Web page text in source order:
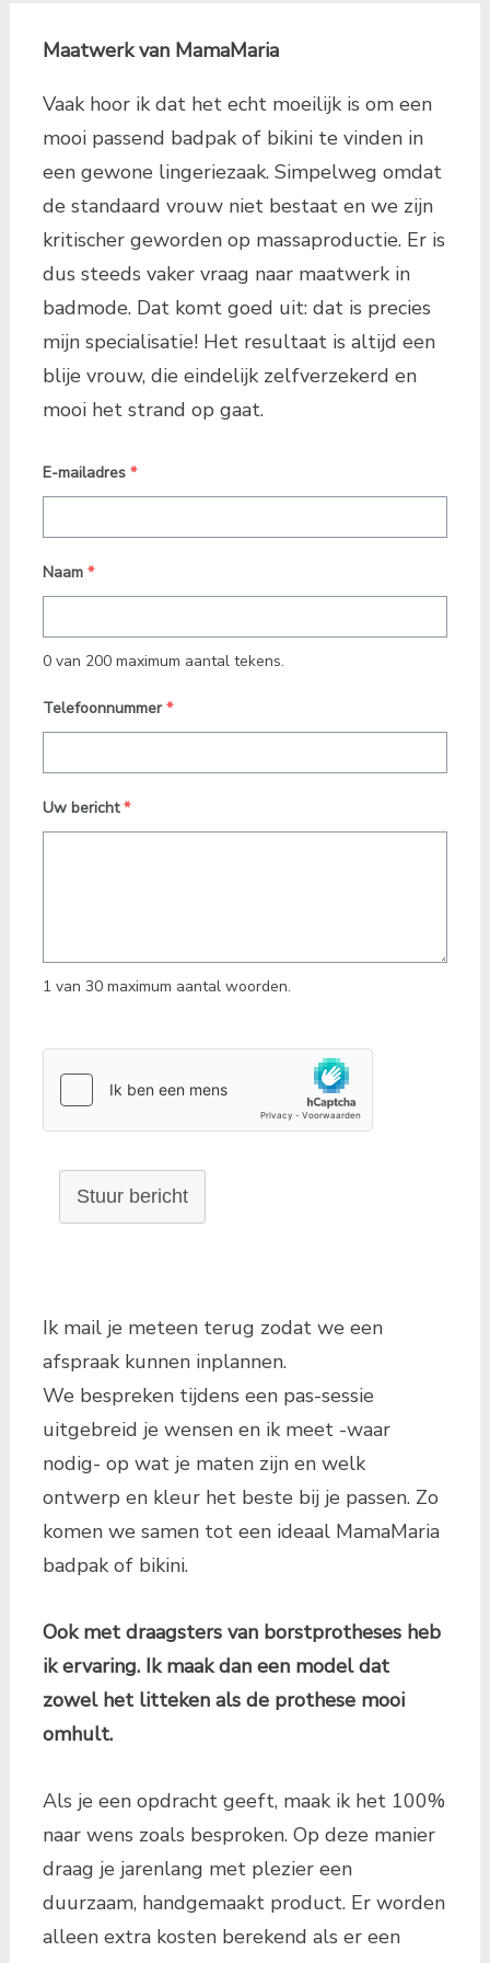
Maatwerk van MamaMaria
Vaak hoor ik dat het echt moeilijk is om een
mooi passend badpak of bikini te vinden in
een gewone lingeriezaak. Simpelweg omdat
de standaard vrouw niet bestaat en we zijn
kritischer geworden op massaproductie. Er is
dus steeds vaker vraag naar maatwerk in
badmode. Dat komt goed uit: dat is precies
mijn specialisatie! Het resultaat is altijd een
blije vrouw, die eindelijk zelfverzekerd en
mooi het strand op gaat.
E-mailadres *
Naam *
0 van 200 maximum aantal tekens.
Telefoonnummer *
Uw bericht *
1 van 30 maximum aantal woorden.
Stuur bericht
Ik mail je meteen terug zodat we een
afspraak kunnen inplannen.
We bespreken tijdens een pas-sessie
uitgebreid je wensen en ik meet -waar
nodig- op wat je maten zijn en welk
ontwerp en kleur het beste bij je passen. Zo
komen we samen tot een ideaal MamaMaria
badpak of bikini.
Ook met draagsters van borstprotheses heb
ik ervaring. Ik maak dan een model dat
zowel het litteken als de prothese mooi
omhult.
Als je een opdracht geeft, maak ik het 100%
naar wens zoals besproken. Op deze manier
draag je jarenlang met plezier een
duurzaam, handgemaakt product. Er worden
alleen extra kosten berekend als er een